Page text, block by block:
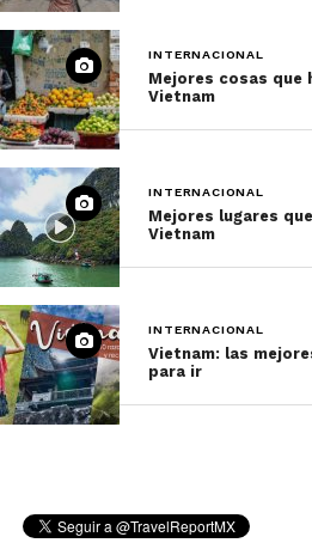
INTERNACIONAL
Mejores cosas que
Vietnam
INTERNACIONAL
Mejores lugares
Vietnam
INTERNACIONAL
Vietnam: las
para ir